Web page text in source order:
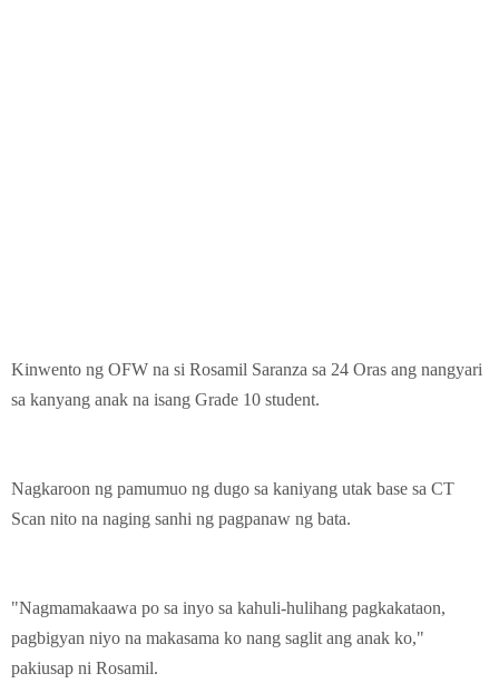
Kinwento ng OFW na si Rosamil Saranza sa 24 Oras ang nangyari
sa kanyang anak na isang Grade 10 student.
Nagkaroon ng pamumuo ng dugo sa kaniyang utak base sa CT
Scan nito na naging sanhi ng pagpanaw ng bata.
"Nagmamakaawa po sa inyo sa kahuli-hulihang pagkakataon,
pagbigyan niyo na makasama ko nang saglit ang anak ko,"
pakiusap ni Rosamil.